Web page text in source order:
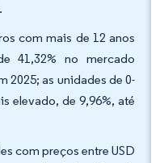
com mais de 12 anos
41,32% no mercado
2025; as unidades de 0-
elevado, de 9,96%, até
com preços entre USD